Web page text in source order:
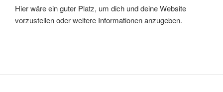
Hier wäre ein guter Platz, um dich und deine Website
vorzustellen oder weitere Informationen anzugeben.